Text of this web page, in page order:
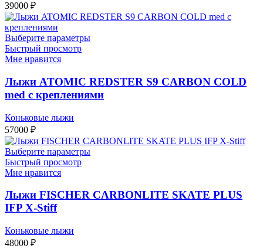
39000 ₽
Выберите параметры
Быстрый просмотр
Мне нравится
Лыжи ATOMIC REDSTER S9 CARBON COLD
med с креплениями
Коньковые лыжи
57000 ₽
Выберите параметры
Быстрый просмотр
Мне нравится
Лыжи FISCHER CARBONLITE SKATE PLUS
IFP X-Stiff
Коньковые лыжи
48000 ₽